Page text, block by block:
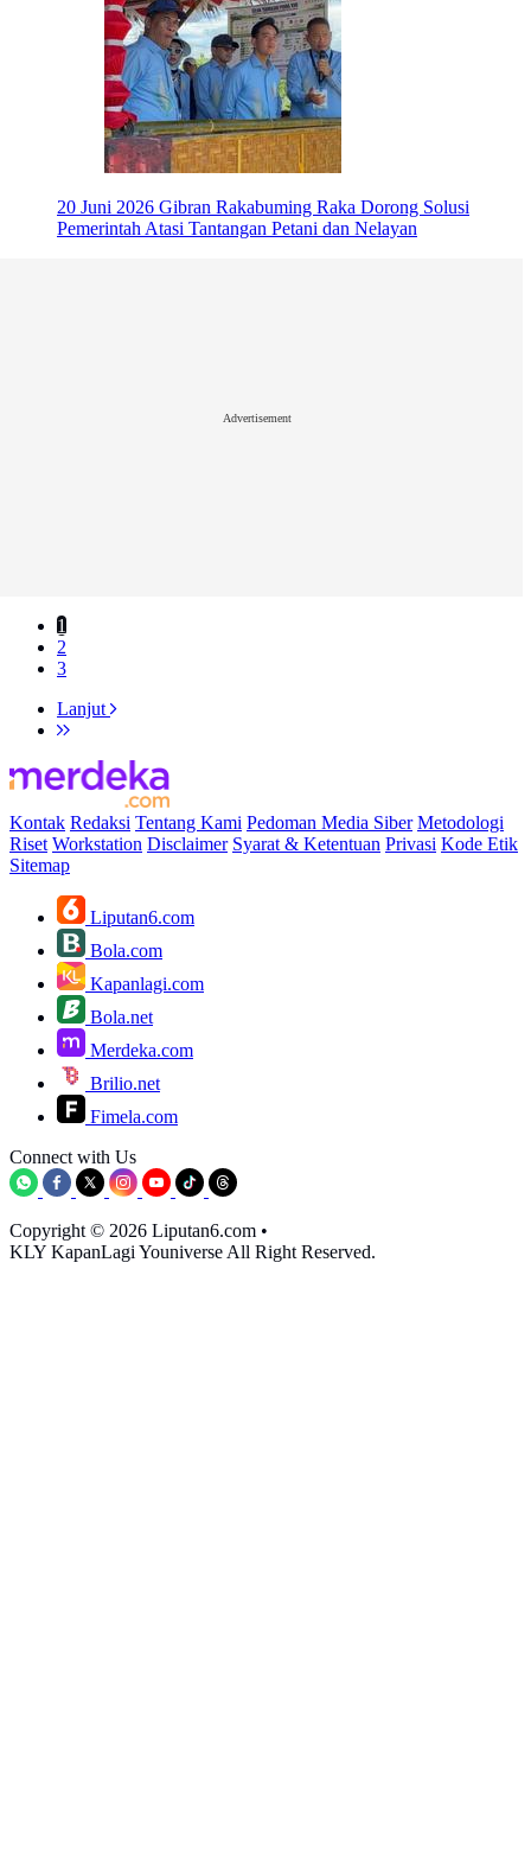
20 Juni 2026 Gibran Rakabuming Raka Dorong Solusi
Pemerintah Atasi Tantangan Petani dan Nelayan
Advertisement
1
2
3
Lanjut
Kontak Redaksi Tentang Kami Pedoman Media Siber Metodologi
Riset Workstation Disclaimer Syarat & Ketentuan Privasi Kode Etik
Sitemap
Liputan6.com
Bola.com
Kapanlagi.com
Bola.net
Merdeka.com
Brilio.net
Fimela.com
Connect with Us
Copyright © 2026 Liputan6.com •
KLY KapanLagi Youniverse All Right Reserved.